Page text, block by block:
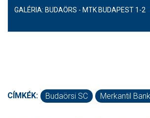
GALÉRIA: BUDAÖRS - MTK BUDAPEST 1-2
CÍMKÉK: Budaörsi SC Merkantil